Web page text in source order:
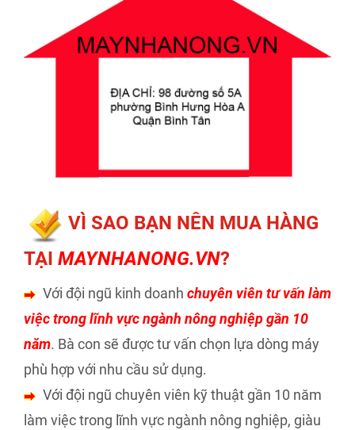
VÌ SAO BẠN NÊN MUA HÀNG
TẠI MAYNHANONG.VN?
Với đội ngũ kinh doanh chuyên viên tư vấn làm
việc trong lĩnh vực ngành nông nghiệp gần 10
năm. Bà con sẽ được tư vấn chọn lựa dòng máy
phù hợp với nhu cầu sử dụng.
Với đội ngũ chuyên viên kỹ thuật gần 10 năm
làm việc trong lĩnh vực ngành nông nghiệp, giàu